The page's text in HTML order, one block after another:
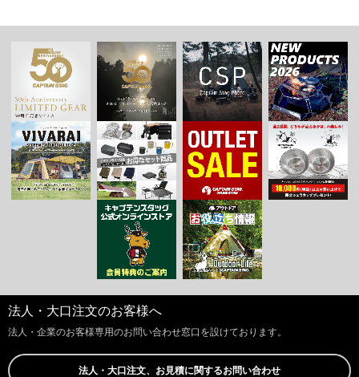
法人・大口注文のお客様へ
法人・企業のお客様専用のお問い合わせ窓口を設けております。
法人・大口注文、お見積に関するお問い合わせ